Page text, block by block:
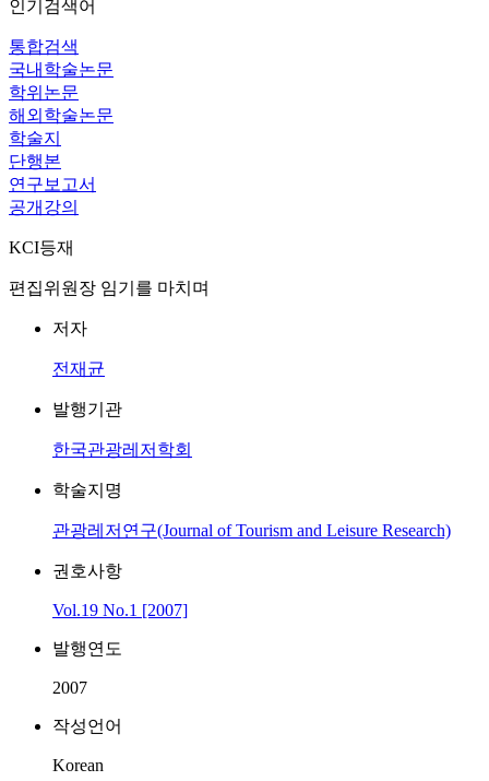
인기검색어
통합검색
국내학술논문
학위논문
해외학술논문
학술지
단행본
연구보고서
공개강의
KCI등재
편집위원장 임기를 마치며
저자
전재균
발행기관
한국관광레저학회
학술지명
관광레저연구(Journal of Tourism and Leisure Research)
권호사항
Vol.19 No.1 [2007]
발행연도
2007
작성언어
Korean